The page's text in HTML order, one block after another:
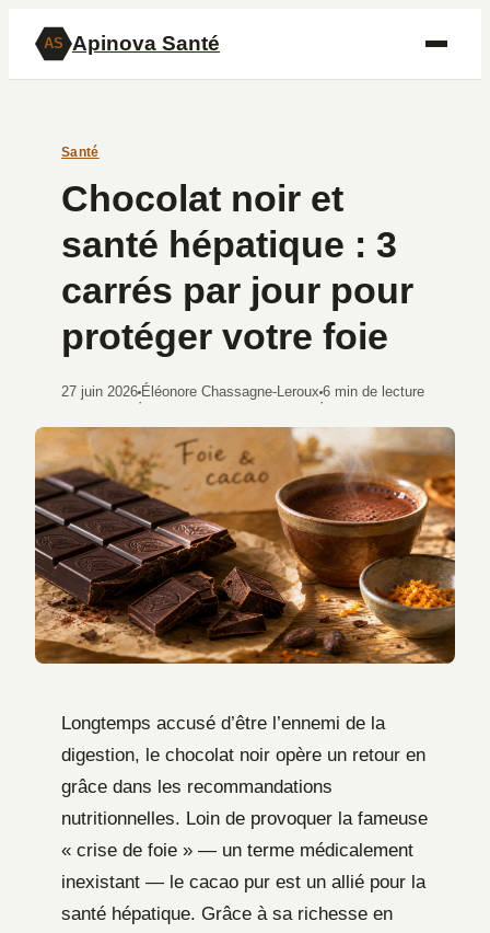
AS Apinova Santé
Santé
Chocolat noir et
santé hépatique : 3
carrés par jour pour
protéger votre foie
27 juin 2026
·
Éléonore Chassagne-Leroux
·
6 min de lecture
Longtemps accusé d’être l’ennemi de la
digestion, le chocolat noir opère un retour en
grâce dans les recommandations
nutritionnelles. Loin de provoquer la fameuse
« crise de foie » — un terme médicalement
inexistant — le cacao pur est un allié pour la
santé hépatique. Grâce à sa richesse en